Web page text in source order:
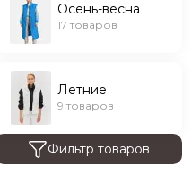
Осень-весна
17 товаров
Летние
9 товаров
Фильтр товаров